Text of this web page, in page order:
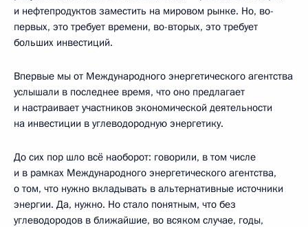
и нефтепродуктов заместить на мировом рынке. Но, во-
первых, это требует времени, во-вторых, это требует
больших инвестиций.
Впервые мы от Международного энергетического агентства
услышали в последнее время, что оно предлагает
и настраивает участников экономической деятельности
на инвестиции в углеводородную энергетику.
До сих пор шло всё наоборот: говорили, в том числе
и в рамках Международного энергетического агентства,
о том, что нужно вкладывать в альтернативные источники
энергии. Да, нужно. Но стало понятным, что без
углеводородов в ближайшие, во всяком случае, годы,